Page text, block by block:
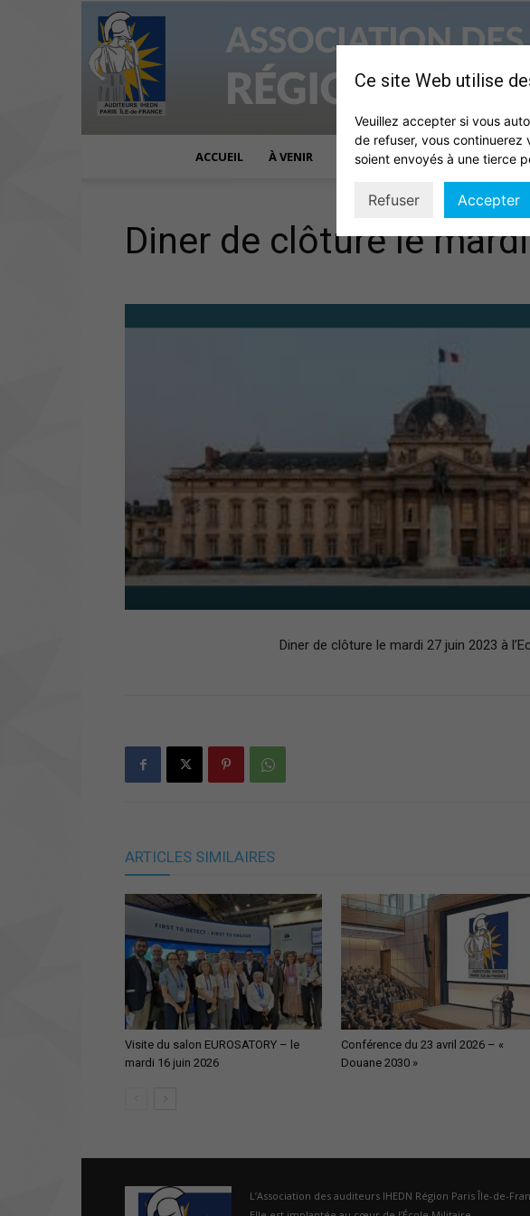
ACCUEIL À VENIR ACTUALITÉS QUI SOMMES
Diner de clôture le
Diner de clôture le mardi 27 juin 2023 à
ARTICLES SIMILAIRES
Visite du salon EUROSATORY – le
mardi 16 juin 2026
Conférence du 23 avril 2026 – «
Douane 2030 »
L’Association des auditeurs IHEDN Région Paris Île-de-
Ce site Web utilise
Veuillez accepter si vous
de refuser, vous continuerez
soient envoyés à une tierce
Refuser Accepter